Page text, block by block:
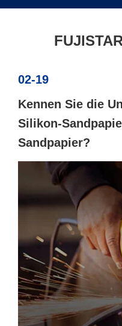
02-19
Kennen Sie die
Silikon-
Sandpapier?